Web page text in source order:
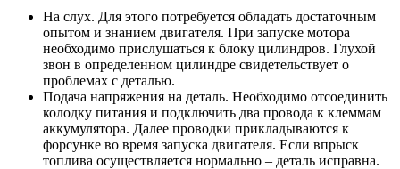
На слух. Для этого потребуется обладать достаточным
опытом и знанием двигателя. При запуске мотора
необходимо прислушаться к блоку цилиндров. Глухой
звон в определенном цилиндре свидетельствует о
проблемах с деталью.
Подача напряжения на деталь. Необходимо отсоединить
колодку питания и подключить два провода к клеммам
аккумулятора. Далее проводки прикладываются к
форсунке во время запуска двигателя. Если впрыск
топлива осуществляется нормально – деталь исправна.